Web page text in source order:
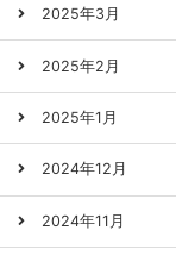
2025年3月
2025年2月
2025年1月
2024年12月
2024年11月